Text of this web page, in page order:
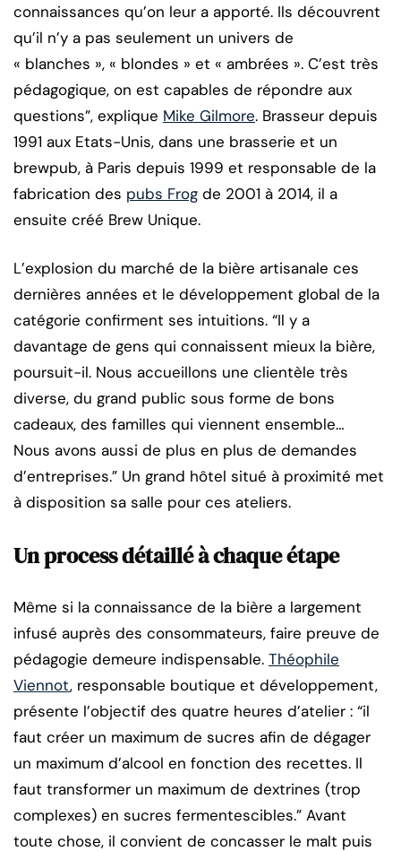
connaissances qu’on leur a apporté. Ils découvrent
qu’il n’y a pas seulement un univers de
« blanches », « blondes » et « ambrées ». C’est très
pédagogique, on est capables de répondre aux
questions”, explique Mike Gilmore. Brasseur depuis
1991 aux Etats-Unis, dans une brasserie et un
brewpub, à Paris depuis 1999 et responsable de la
fabrication des pubs Frog de 2001 à 2014, il a
ensuite créé Brew Unique.
L’explosion du marché de la bière artisanale ces
dernières années et le développement global de la
catégorie confirment ses intuitions. “Il y a
davantage de gens qui connaissent mieux la bière,
poursuit-il. Nous accueillons une clientèle très
diverse, du grand public sous forme de bons
cadeaux, des familles qui viennent ensemble…
Nous avons aussi de plus en plus de demandes
d’entreprises.” Un grand hôtel situé à proximité met
à disposition sa salle pour ces ateliers.
Un process détaillé à chaque étape
Même si la connaissance de la bière a largement
infusé auprès des consommateurs, faire preuve de
pédagogie demeure indispensable. Théophile
Viennot, responsable boutique et développement,
présente l’objectif des quatre heures d’atelier : “il
faut créer un maximum de sucres afin de dégager
un maximum d’alcool en fonction des recettes. Il
faut transformer un maximum de dextrines (trop
complexes) en sucres fermentescibles.” Avant
toute chose, il convient de concasser le malt puis